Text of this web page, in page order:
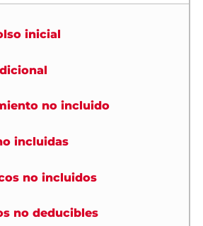
inicial
no incluido
incluidas
no incluidos
no deducibles